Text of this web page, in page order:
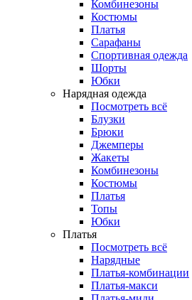
Комбинезоны
Костюмы
Платья
Сарафаны
Спортивная одежда
Шорты
Юбки
Нарядная одежда
Посмотреть всё
Блузки
Брюки
Джемперы
Жакеты
Комбинезоны
Костюмы
Платья
Топы
Юбки
Платья
Посмотреть всё
Нарядные
Платья-комбинации
Платья-макси